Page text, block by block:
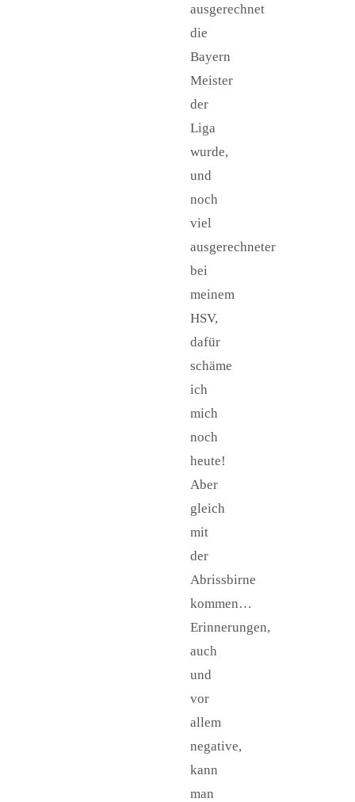
ausgerechnet
die
Bayern
Meister
der
Liga
wurde,
und
noch
viel
ausgerechneter
bei
meinem
HSV,
dafür
schäme
ich
mich
noch
heute!
Aber
gleich
mit
der
Abrissbirne
kommen…
Erinnerungen,
auch
und
vor
allem
negative,
kann
man